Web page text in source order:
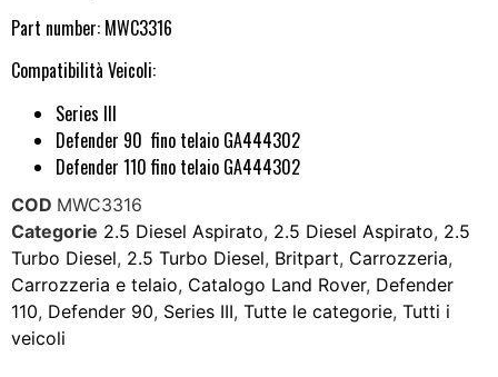
Part number: MWC3316
Compatibilità Veicoli:
Series III
Defender 90 fino telaio GA444302
Defender 110 fino telaio GA444302
COD MWC3316
Categorie 2.5 Diesel Aspirato, 2.5 Diesel Aspirato, 2.5
Turbo Diesel, 2.5 Turbo Diesel, Britpart, Carrozzeria,
Carrozzeria e telaio, Catalogo Land Rover, Defender
110, Defender 90, Series III, Tutte le categorie, Tutti i
veicoli